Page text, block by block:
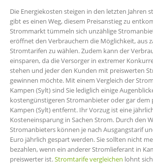
Die Energiekosten steigen in den letzten Jahren
gibt es einen Weg, diesem Preisanstieg zu
Strommarkt tümmeln sich unzählige
eröffnet den Verbrauchern die Möglichkeit, aus
Stromtarifen zu wählen. Zudem kann der
einsparen, da die Versorger in extremer
stehen und jeder den Kunden mit preiswerten
gewinnen möchte. Mit einem Vergleich der
Kampen (Sylt) sind Sie lediglich einige
kostengünstigeren Stromanbieter oder gar dem
Kampen (Sylt) entfernt. Ihr Vorzug ist eine
Kosteneinsparung in Sachen Strom. Durch den
Stromanbieters können je nach Ausgangstarif
Euro jährlich gespart werden. Sie sollten nicht
bezahlen, wenn ein anderer Stromlieferant in
preiswerter ist.Stromtarife vergleichen lohnt